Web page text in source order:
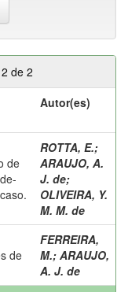
de 2
Autor(es)
de
ROTTA, E.;
ARAUJO, A.
J. de;
OLIVEIRA, Y.
M. M. de
de
FERREIRA,
M.; ARAUJO,
A. J. de